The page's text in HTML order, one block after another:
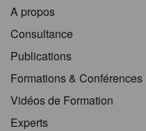
A propos
Consultance
Publications
Formations & Conférences
Vidéos de Formation
Experts